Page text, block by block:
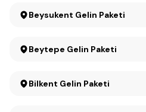
Beysukent Gelin Paketi
Beytepe Gelin Paketi
Bilkent Gelin Paketi